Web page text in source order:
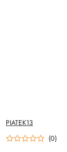
NAZWA
PRODUCENTA:
PIATEK13
(0)